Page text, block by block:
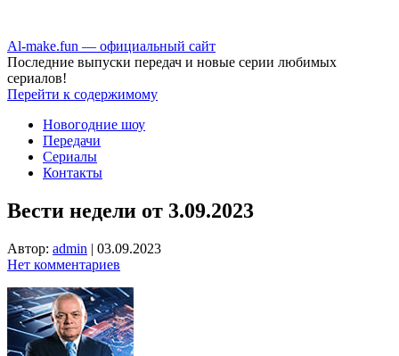
Аl-make.fun — официальный сайт
Последние выпуски передач и новые серии любимых
сериалов!
Перейти к содержимому
Новогодние шоу
Передачи
Сериалы
Контакты
Вести недели от 3.09.2023
Автор: admin | 03.09.2023
Нет комментариев